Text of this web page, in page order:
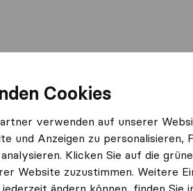
Cookies
verwenden auf unserer
und Anzeigen zu personalisieren,
Klicken Sie auf die
Website zuzustimmen. Weitere
ändern können, finden Sie